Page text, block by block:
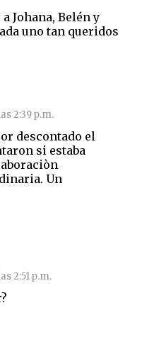
Johana, Belén y
uno tan queridos
2:39 p.m.
descontado el
si estaba
Un
2:51 p.m.